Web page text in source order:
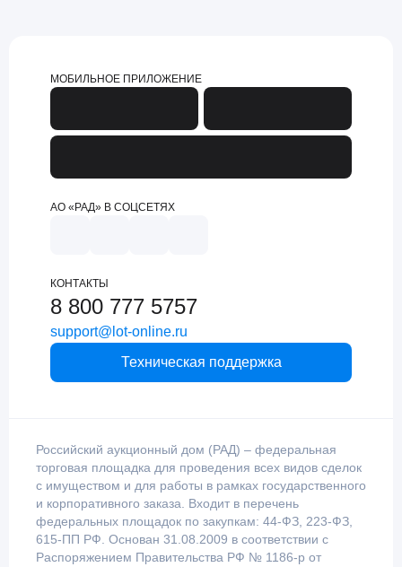
МОБИЛЬНОЕ ПРИЛОЖЕНИЕ
АО «РАД» В СОЦСЕТЯХ
КОНТАКТЫ
8 800 777 5757
support@lot-online.ru
Техническая поддержка
Российский аукционный дом (РАД) – федеральная
торговая площадка для проведения всех видов сделок
с имуществом и для работы в рамках государственного
и корпоративного заказа. Входит в перечень
федеральных площадок по закупкам: 44-ФЗ, 223-ФЗ,
615-ПП РФ. Основан 31.08.2009 в соответствии с
Распоряжением Правительства РФ № 1186-р от